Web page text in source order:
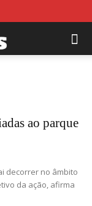
ao parque
decorrer no âmbito
da ação, afirma